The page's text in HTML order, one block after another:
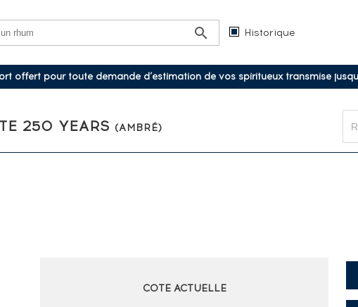
Historique
offert pour toute demande d’estimation de vos spiritueux transmise
250 YEARS (AMBRÉ)
COTE ACTUELLE